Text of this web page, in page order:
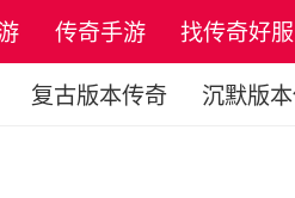
传奇手游
找传奇好服
复古版本传奇 沉默版